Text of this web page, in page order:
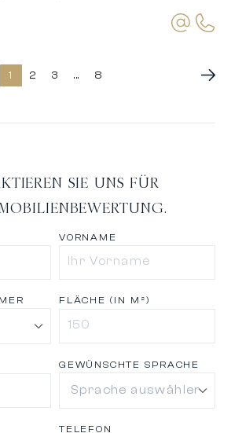
1 2 3 ... 8
SIE UNS FÜR
VORNAME
FLÄCHE (IN M²)
GEWÜNSCHTE SPRACHE
TELEFON